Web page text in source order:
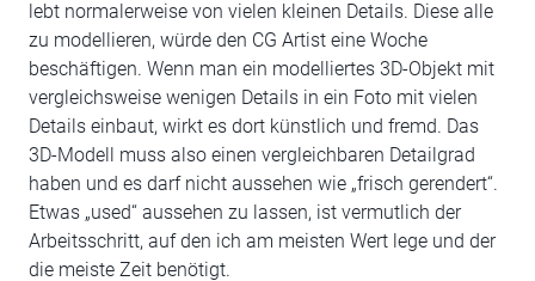
lebt normalerweise von vielen kleinen Details. Diese alle
zu modellieren, würde den CG Artist eine Woche
beschäftigen. Wenn man ein modelliertes 3D-Objekt mit
vergleichsweise wenigen Details in ein Foto mit vielen
Details einbaut, wirkt es dort künstlich und fremd. Das
3D-Modell muss also einen vergleichbaren Detailgrad
haben und es darf nicht aussehen wie „frisch gerendert“.
Etwas „used“ aussehen zu lassen, ist vermutlich der
Arbeitsschritt, auf den ich am meisten Wert lege und der
die meiste Zeit benötigt.